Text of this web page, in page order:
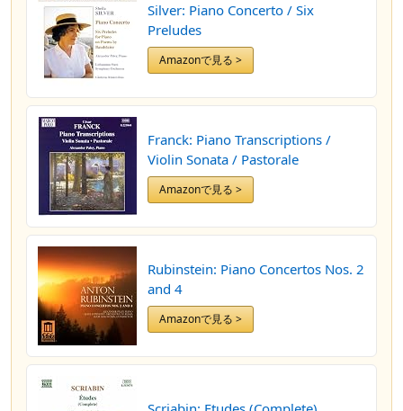
Silver: Piano Concerto / Six
Preludes
Amazonで見る >
Franck: Piano Transcriptions /
Violin Sonata / Pastorale
Amazonで見る >
Rubinstein: Piano Concertos Nos. 2
and 4
Amazonで見る >